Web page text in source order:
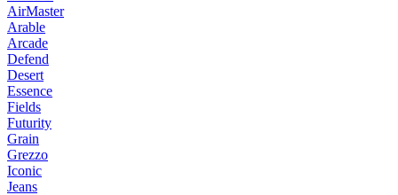
AirMaster
Arable
Arcade
Defend
Desert
Essence
Fields
Futurity
Grain
Grezzo
Iconic
Jeans